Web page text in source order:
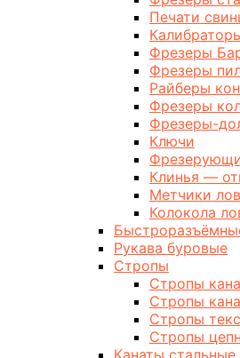
Печати
Фрезеры
Фрезеры
Райберы
Фрезеры
Фрезеры-
Ключи
Клинья —
Метчики
Колокола
Рукава буровые
Стропы
Стропы
Стропы
Стропы
Стропы